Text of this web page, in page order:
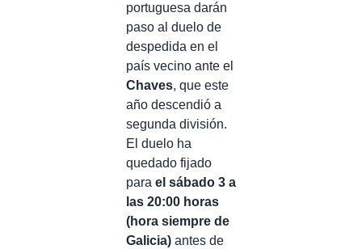
portuguesa darán
paso al duelo de
despedida en el
país vecino ante el
Chaves, que este
año descendió a
segunda división.
El duelo ha
quedado fijado
para el sábado 3 a
las 20:00 horas
(hora siempre de
Galicia) antes de